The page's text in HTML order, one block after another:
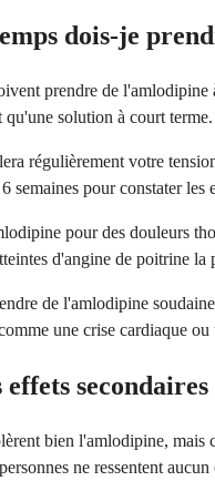
dois-je
prendre de
solution à court terme.
régulièrement votre
semaines pour constater les
pour des douleurs
d'angine de poitrine
de l'amlodipine
une crise cardiaque
effets
bien l'amlodipine, mais
ne ressentent